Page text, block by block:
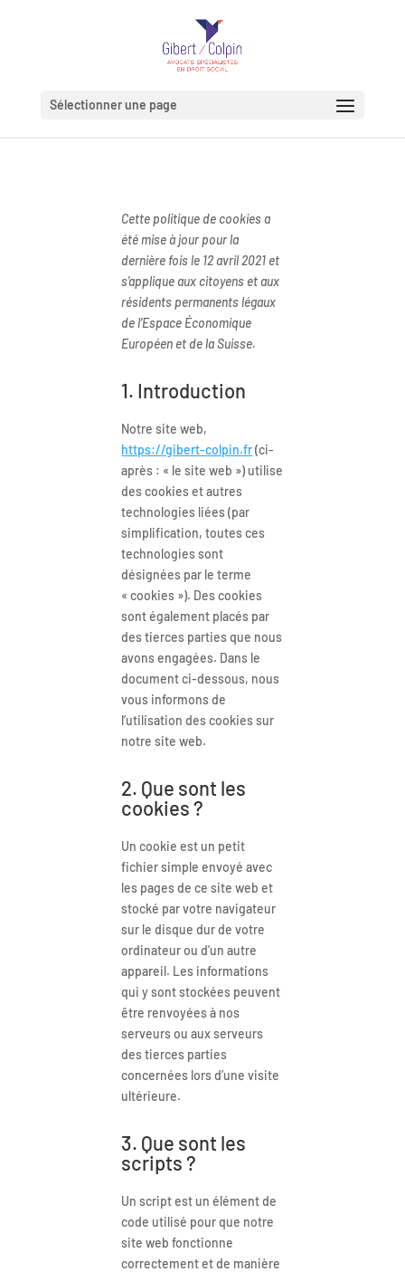
Sélectionner une page
Cette politique de cookies a
été mise à jour pour la
dernière fois le 12 avril 2021 et
s’applique aux citoyens et aux
résidents permanents légaux
de l’Espace Économique
Européen et de la Suisse.
1. Introduction
Notre site web,
https://gibert-colpin.fr(ci-
après : « le site web ») utilise
des cookies et autres
technologies liées (par
simplification, toutes ces
technologies sont
désignées par le terme
« cookies »). Des cookies
sont également placés par
des tierces parties que nous
avons engagées. Dans le
document ci-dessous, nous
vous informons de
l’utilisation des cookies sur
notre site web.
2. Que sont les
cookies ?
Un cookie est un petit
fichier simple envoyé avec
les pages de ce site web et
stocké par votre navigateur
sur le disque dur de votre
ordinateur ou d’un autre
appareil. Les informations
qui y sont stockées peuvent
être renvoyées à nos
serveurs ou aux serveurs
des tierces parties
concernées lors d’une visite
ultérieure.
3. Que sont les
scripts ?
Un script est un élément de
code utilisé pour que notre
site web fonctionne
correctement et de manière